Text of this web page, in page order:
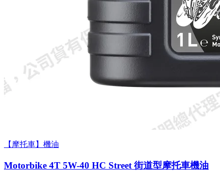
【摩托車】機油
Motorbike 4T 5W-40 HC Street 街道型摩托車機油